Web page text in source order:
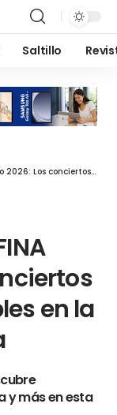
Saltillo
imperdibles en la capital de Coahuila
en la
y más en esta